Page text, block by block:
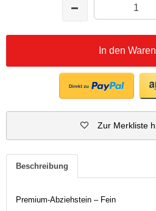
In den
Zur Merkliste
Beschreibung
Premium-Abziehstein – Fein